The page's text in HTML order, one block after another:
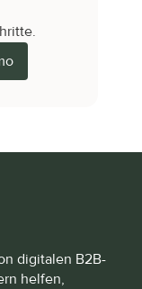
digitalen B2B-
helfen,